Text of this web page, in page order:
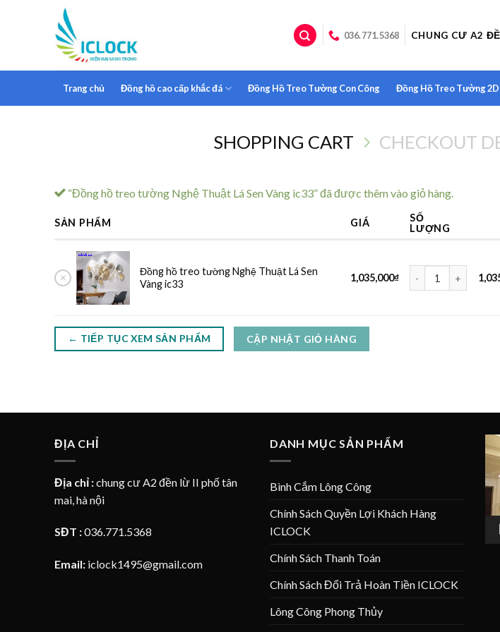
036.771.5368 CHUNG CƯ A2
Trang chủ Đồng hồ cao cấp khắc đá Đồng Hồ Treo Tường Con Công Đồng Hồ Treo Tường 2D
SHOPPING CART CHECKOUT
“Đồng hồ treo tường Nghệ Thuật Lá Sen Vàng ic33” đã được thêm vào giỏ hàng.
SẢN PHẨM GIÁ
SỐ
LƯỢNG
×
Đồng hồ treo tường Nghệ Thuật Lá Sen
Vàng ic33
1,035,000₫
Đồng hồ treo tường
← TIẾP TỤC XEM SẢN PHẨM CẬP NHẬT GIỎ HÀNG
ĐỊA CHỈ
Địa chỉ :chung cư A2 đền lừ II phố tân
mai, hà nội
SĐT :036.771.5368
Email: iclock1495@gmail.com
DANH MỤC SẢN PHẨM
Bình Cắm Lông Công
Chính Sách Quyền Lợi Khách Hàng
ICLOCK
Chính Sách Thanh Toán
Chính Sách Đổi Trả Hoàn Tiền ICLOCK
Lông Công Phong Thủy